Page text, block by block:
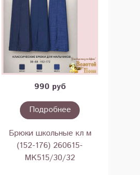
990 руб
Подробнее
Брюки школьные кл м
(152-176) 260615-
MK515/30/32